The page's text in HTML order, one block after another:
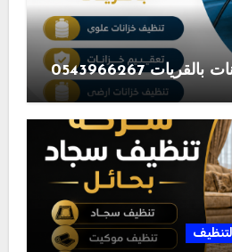
0543966267